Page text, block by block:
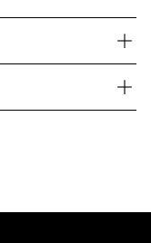
44%
av oss i ditt